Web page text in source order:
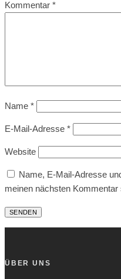
Kommentar *
Name *
E-Mail-Adresse *
Website
Name, E-Mail-Adresse
meinen nächsten Kommentar
ÜBER UNS